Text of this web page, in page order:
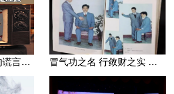
双重标准！李洪志的谎言藏不住了 冒气功之名 行敛财之实 张宏堡义女“小倩”团伙覆灭记